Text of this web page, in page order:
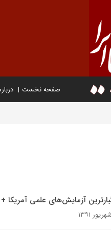
صفحه نخست
آزمایش‌های علمی آمریکا